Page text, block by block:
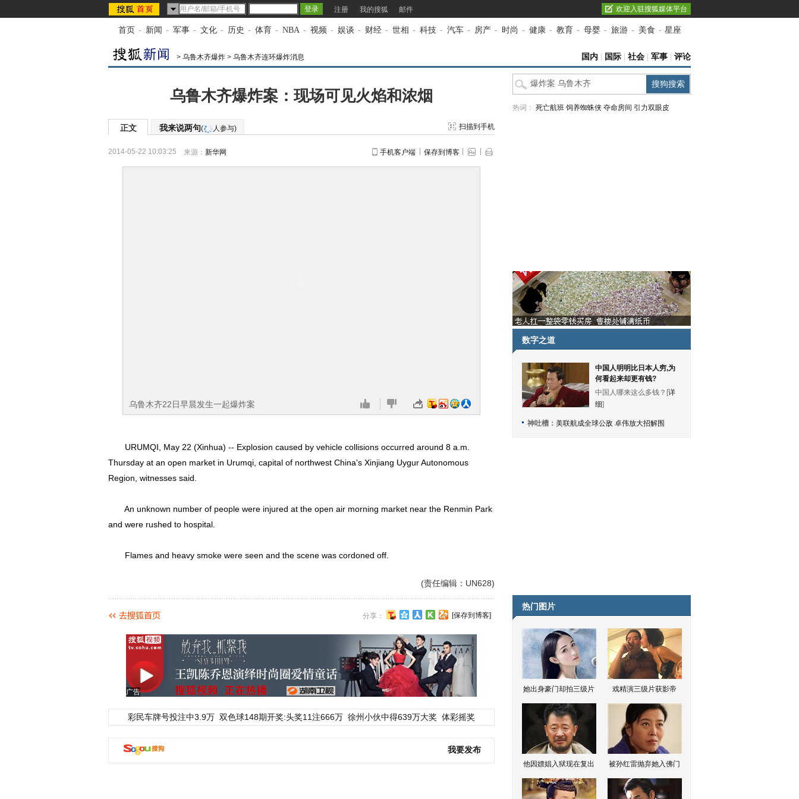
注册 我的搜狐 邮件 欢迎入驻搜狐媒体平台
首页 - 新闻 - 军事 - 文化 - 历史 - 体育 - NBA - 视频 - 娱谈 - 财经 - 世相 - 科技 - 汽车 - 房产 - 时尚 - 健康 - 教育 - 母婴 - 旅游 - 美食 - 星座
> 乌鲁木齐爆炸 > 乌鲁木齐连环爆炸消息 国内 国际 社会 军事 评论
乌鲁木齐爆炸案：现场可见火焰和浓烟
正文 我来说两句( 人参与) 扫描到手机
2014-05-22 10:03:25 来源： 新华网 手机客户端 保存到博客
乌鲁木齐22日早晨发生一起爆炸案
URUMQI, May 22 (Xinhua) -- Explosion caused by vehicle collisions occurred around 8 a.m.
Thursday at an open market in Urumqi, capital of northwest China's Xinjiang Uygur Autonomous
Region, witnesses said.
An unknown number of people were injured at the open air morning market near the Renmin Park
and were rushed to hospital.
Flames and heavy smoke were seen and the scene was cordoned off.
(责任编辑：UN628)
分享： [保存到博客]
广告
彩民车牌号投注中3.9万 双色球148期开奖:头奖11注666万 徐州小伙中得639万大奖 体彩摇奖
我要发布
热词： 死亡航班 饲养蜘蛛侠 夺命房间 引力双眼皮
数字之道
中国人明明比日本人穷,为
何看起来却更有钱?
中国人哪来这么多钱？[详
细]
神吐槽： 美联航成全球公敌 卓伟放大招解围
热门图片
她出身豪门却拍三级片 戏精演三级片获影帝
他因嫖娼入狱现在复出 被孙红雷抛弃她入佛门